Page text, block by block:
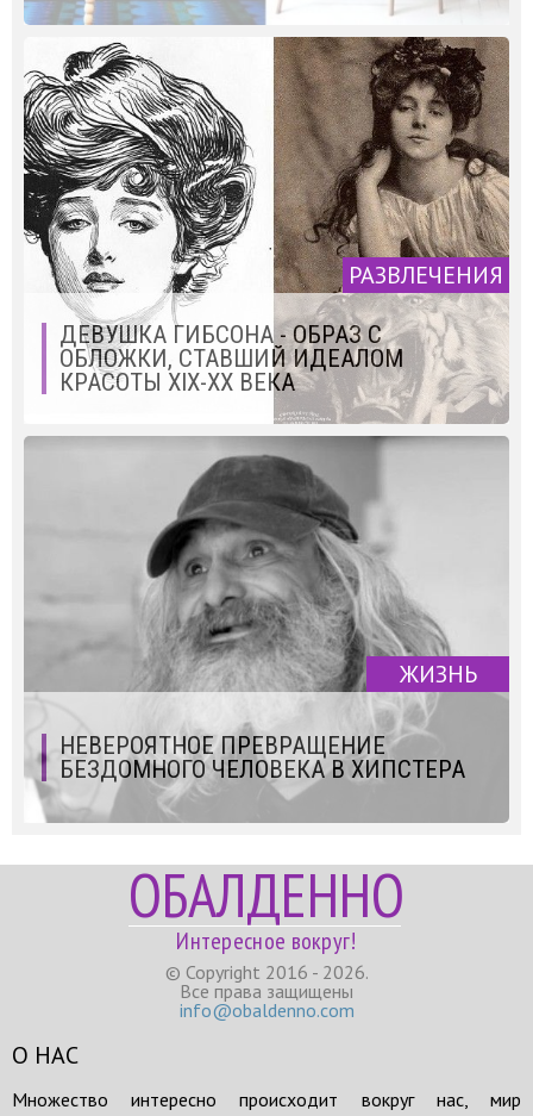
РАЗВЛЕЧЕНИЯ
ДЕВУШКА ГИБСОНА - ОБРАЗ С
ОБЛОЖКИ, СТАВШИЙ ИДЕАЛОМ
КРАСОТЫ XIX-XX ВЕКА
ЖИЗНЬ
НЕВЕРОЯТНОЕ ПРЕВРАЩЕНИЕ
БЕЗДОМНОГО ЧЕЛОВЕКА В ХИПСТЕРА
ОБАЛДЕННО
Интересное вокруг!
© Copyright 2016 - 2026.
Все права защищены
info@obaldenno.com
О НАС
Множество интересно происходит вокруг нас, мир